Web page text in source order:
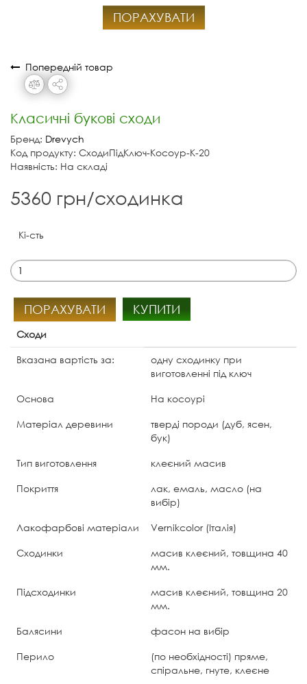
ПОРАХУВАТИ
Попередній товар
Класичні букові сходи
Бренд: Drevych
Код продукту: СходиПідКлюч-Косоур-К-20
Наявність: На складі
5360 грн/сходинка
Кі-сть
ПОРАХУВАТИ КУПИТИ
Сходи
Вказана вартість за:
одну сходинку при
виготовленні під ключ
Основа
На косоурі
Матеріал деревини
тверді породи (дуб, ясен,
бук)
Тип виготовлення
клеєний масив
Покриття
лак, емаль, масло (на
вибір)
Лакофарбові матеріали
Vernikcolor (Італія)
Сходинки
масив клеєний, товщина 40
мм.
Підсходинки
масив клеєний, товщина 20
мм.
Балясини
фасон на вибір
Перило
(по необхідності) пряме,
спіральне, гнуте, клеєне